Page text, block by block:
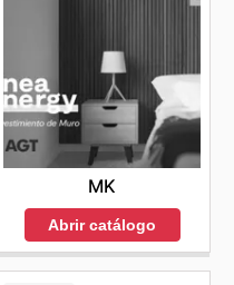
MK
Abrir catálogo